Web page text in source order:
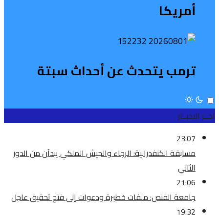
أمريكا
ترمب يتحدث عن أحداث سبتة
اخــر الاخبــار
23:07
مسابقة الكنفدرالية: الرجاء والجيش الملكي يبدآن من الدور
الثاني
21:06
جامعة القنص: ملفات خطيرة ودعوات إلى فتح تحقيق عاجل
19:32